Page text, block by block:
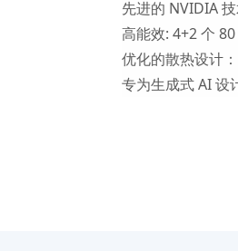
先进的 NVIDIA
高能效: 4+2 个
优化的散热设计
专为生成式 AI 设